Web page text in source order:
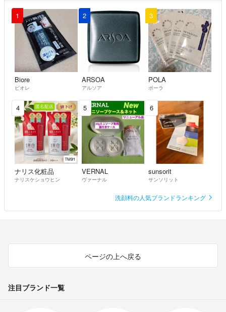
1
Biore
ビオレ
2
ARSOA
アルソア
3
POLA
ポーラ
4
ナリス化粧品
ナリスケショウヒン
5
VERNAL
ヴァーナル
6
sunsorit
サンソリット
洗顔料の人気ブランドランキング
ページの上へ戻る
注目ブランド一覧